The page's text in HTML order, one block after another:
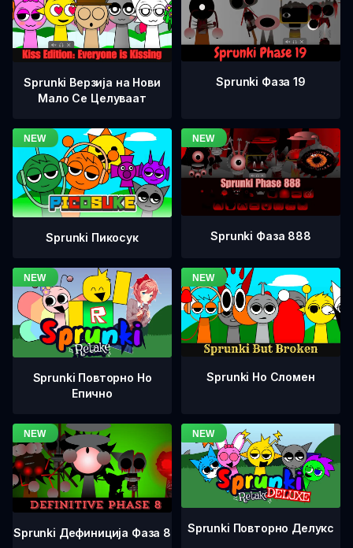
Sprunki Верзија на Нови
Мало Се Целуваат
Sprunki Фаза 19
Sprunki Пикосук Sprunki Фаза 888
Sprunki Повторно Но
Епично
Sprunki Но Сломен
Sprunki Дефиниција Фаза 8 Sprunki Повторно Делукс